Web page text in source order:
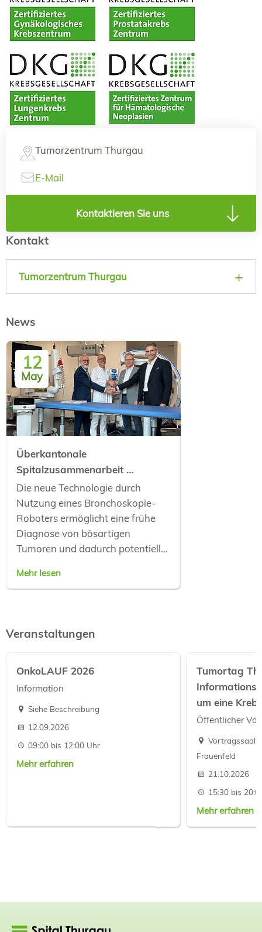
Tumorzentrum Thurgau
E-Mail
Kontaktieren Sie uns
Kontakt
Tumorzentrum Thurgau
News
12
May
Überkantonale
Spitalzusammenarbeit …
Die neue Technologie durch
Nutzung eines Bronchoskopie-
Roboters ermöglicht eine frühe
Diagnose von bösartigen
Tumoren und dadurch potentiell…
Mehr lesen
Veranstaltungen
OnkoLAUF 2026
Information
Siehe Beschreibung
12.09.2026
09:00 bis 12:00 Uhr
Mehr erfahren
Tumortag
um eine
Öffentlicher
Vortragssaal
Frauenfeld
21.10.2026
15:30 bis
Mehr erfahren